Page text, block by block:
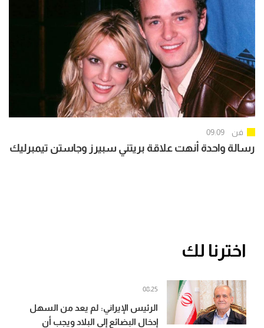
فن 09:09
رسالة واحدة أنهت علاقة بريتني سبيرز وجاستن تيمبرليك
اخترنا لك
الرئيس الإيراني: لم يعد من السهل
إدخال البضائع إلى البلاد ويجب أن
08:25